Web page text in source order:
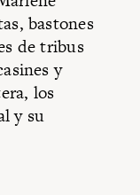
bastones
de tribus
y
los
y su